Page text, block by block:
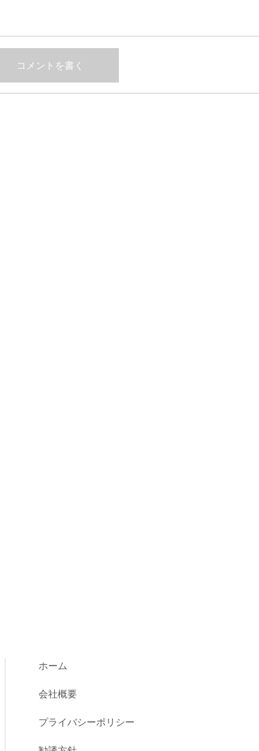
ホーム
会社概要
プライバシーポリシー